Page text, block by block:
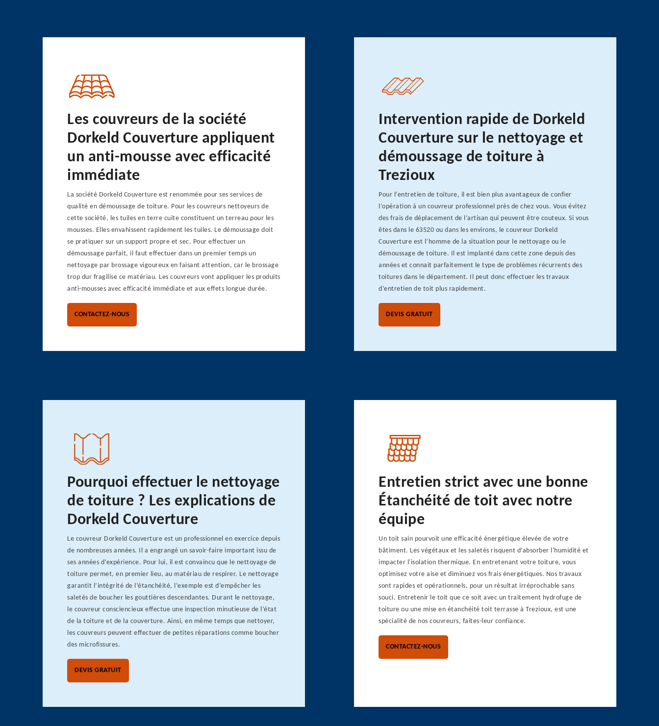
Les couvreurs de la société
Dorkeld Couverture appliquent
un anti-mousse avec efficacité
immédiate
La société Dorkeld Couverture est renommée pour ses services de
qualité en démoussage de toiture. Pour les couvreurs nettoyeurs de
cette société, les tuiles en terre cuite constituent un terreau pour les
mousses. Elles envahissent rapidement les tuiles. Le démoussage doit
se pratiquer sur un support propre et sec. Pour effectuer un
démoussage parfait, il faut effectuer dans un premier temps un
nettoyage par brossage vigoureux en faisant attention, car le brossage
trop dur fragilise ce matériau. Les couvreurs vont appliquer les produits
anti-mousses avec efficacité immédiate et aux effets longue durée.
CONTACTEZ-NOUS
Intervention rapide de Dorkeld
Couverture sur le nettoyage et
démoussage de toiture à
Trezioux
Pour l’entretien de toiture, il est bien plus avantageux de confier
l’opération à un couvreur professionnel près de chez vous. Vous évitez
des frais de déplacement de l’artisan qui peuvent être couteux. Si vous
êtes dans le 63520 ou dans les environs, le couvreur Dorkeld
Couverture est l’homme de la situation pour le nettoyage ou le
démoussage de toiture. Il est implanté dans cette zone depuis des
années et connait parfaitement le type de problèmes récurrents des
toitures dans le département. Il peut donc effectuer les travaux
d’entretien de toit plus rapidement.
DEVIS GRATUIT
Pourquoi effectuer le nettoyage
de toiture ? Les explications de
Dorkeld Couverture
Le couvreur Dorkeld Couverture est un professionnel en exercice depuis
de nombreuses années. Il a engrangé un savoir-faire important issu de
ses années d’expérience. Pour lui, il est convaincu que le nettoyage de
toiture permet, en premier lieu, au matériau de respirer. Le nettoyage
garantit l’intégrité de l’étanchéité, l’exemple est d’empêcher les
saletés de boucher les gouttières descendantes. Durant le nettoyage,
le couvreur consciencieux effectue une inspection minutieuse de l’état
de la toiture et de la couverture. Ainsi, en même temps que nettoyer,
les couvreurs peuvent effectuer de petites réparations comme boucher
des microfissures.
DEVIS GRATUIT
Entretien strict avec une bonne
Étanchéité de toit avec notre
équipe
Un toit sain pourvoit une efficacité énergétique élevée de votre
bâtiment. Les végétaux et les saletés risquent d’absorber l'humidité et
impacter l'isolation thermique. En entretenant votre toiture, vous
optimisez votre aise et diminuez vos frais énergétiques. Nos travaux
sont rapides et opérationnels, pour un résultat irréprochable sans
souci. Entretenir le toit que ce soit avec un traitement hydrofuge de
toiture ou une mise en étanchéité toit terrasse à Trezioux, est une
spécialité de nos couvreurs, faites-leur confiance.
CONTACTEZ-NOUS